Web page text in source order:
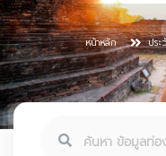
หน้าหลัก ปร